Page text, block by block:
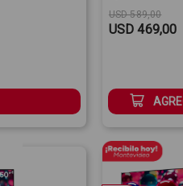
Original
USD 589,00
Sale Price:
USD 469,00